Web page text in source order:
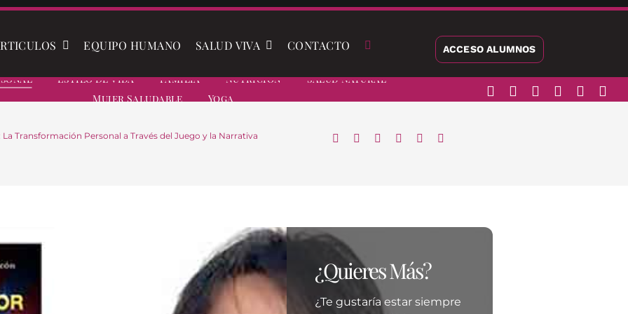
EQUIPO HUMANO SALUD VIVA CONTACTO ACCESO ALUMNOS
Estilo De Vida Familia Nutrición
Salud Natural
Mujer Saludable
Yoga
La Transformación Personal a Través del Juego y la Narrativa
¿Quieres Más?
¿Te gustaría estar siempre